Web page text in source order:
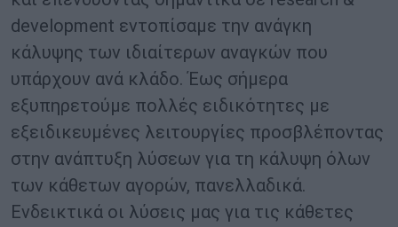
development εντοπίσαμε την ανάγκη
κάλυψης των ιδιαίτερων αναγκών που
υπάρχουν ανά κλάδο. Έως σήμερα
εξυπηρετούμε πολλές ειδικότητες με
εξειδικευμένες λειτουργίες προσβλέποντας
στην ανάπτυξη λύσεων για τη κάλυψη όλων
των κάθετων αγορών, πανελλαδικά.
Ενδεικτικά οι λύσεις μας για τις κάθετες